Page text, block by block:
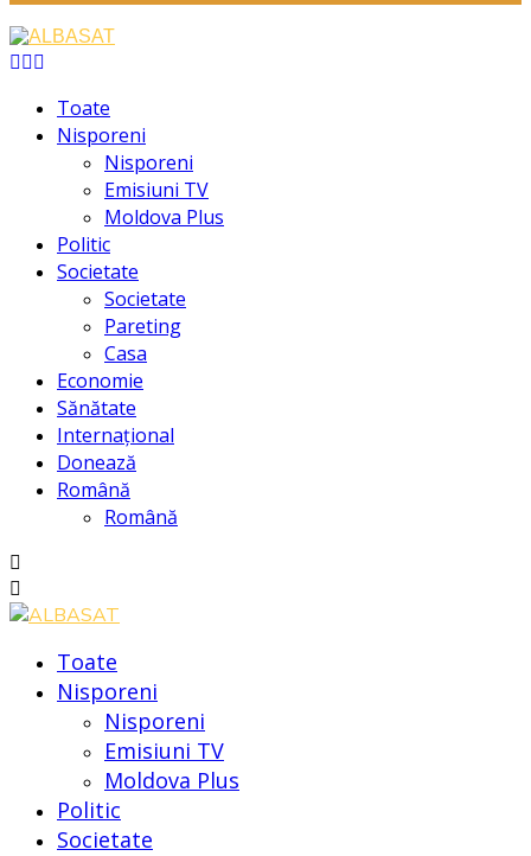
Facebook
Instagram
Toate
Nisporeni
Nisporeni
Emisiuni TV
Moldova Plus
Politic
Societate
Societate
Pareting
Casa
Economie
Sănătate
Internațional
Donează
Română
Română
Toate
Nisporeni
Nisporeni
Emisiuni TV
Moldova Plus
Politic
Societate